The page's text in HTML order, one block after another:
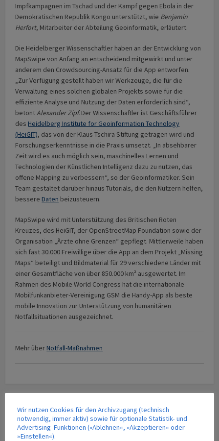
Impfkampagnen im Tschad und der Kampf gegen Ebola in der
Demokratischen Republik Kongo unterstützt, wie Benjamin
Herfort, Mitarbeiter der Abteilung Geoinformatik, erläutert.
Die Heidelberger Wissenschaftler haben an der Entwicklung von
MapSwipe von Anfang an entscheidend mitgewirkt und unter
anderem den Crowdsourcing-Ansatz für die App entworfen.
„Zur Verfügung gestellt haben wir Werkzeuge, die für die
Verwaltung eines solchen globalen Projekts sowie für die
effiziente Analyse und Nutzung der Daten erforderlich sind“,
betontAlexander Zipf.Der Wissenschaftler ist Geschäftsführer
desHeidelberg Institute for Geoinformation Technology
(HeiGIT), das von der Klaus Tschira Stiftung getragen wird und
Forschungserkenntnisse in die Praxis umsetzt. „In absehbarer
Zeit wird es auch möglich sein, maschinelles Lernen und
Technologien der Künstlichen Intelligenz dazu zu nutzen, das
offene Mapping zu verbessern“, so der Geoinformatiker. Sein
Team gestaltet darüber hinaus Tutorials, die den Nutzern helfen,
bessereDaten beizusteuern.
MapSwipe wird mit Unterstützung des Britischen Roten
Kreuzes, des HeiGIT, der OpenStreetMap Foundation sowie der
Organisation „Ärzte ohne Grenzen“ gepflegt. Mittlerweile haben
sich fast 30.000 Freiwillige über die App an dem Projekt „Missing
Maps“ beteiligt und Bildmaterial für 29 verschiedene Länder mit
einer Gesamtfläche von über 850.000 km² ausgewertet. Im
Rahmen des Mobile World Congress hat die internationale
Mobilfunkanbieter-Vereinigung GSM die Handy-App als beste
mobile Innovation zur Unterstützung von humanitären
Notfallsituationen ausgezeichnet.
Mehr überNotfall-Maßnahmen
TERMINE | VERANSTALTUNGEN
Wir nutzen Cookies für den Archivzugang (technisch
notwendig, immer aktiv) sowie für optionale Statistik- und
Advertising-Funktionen (»Ablehnen«, »Akzeptieren« oder
»Einstellen«).